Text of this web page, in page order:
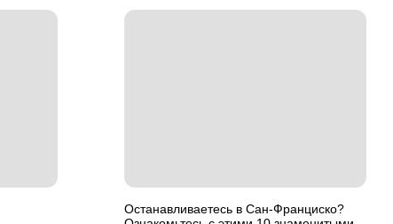
Останавливаетесь в Сан-Франциско?